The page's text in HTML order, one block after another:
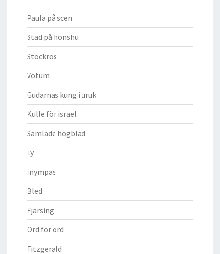
Paula på scen
Stad på honshu
Stockros
Votum
Gudarnas kung i uruk
Kulle för israel
Samlade högblad
Ly
Inympas
Bled
Fjärsing
Ord för ord
Fitzgerald